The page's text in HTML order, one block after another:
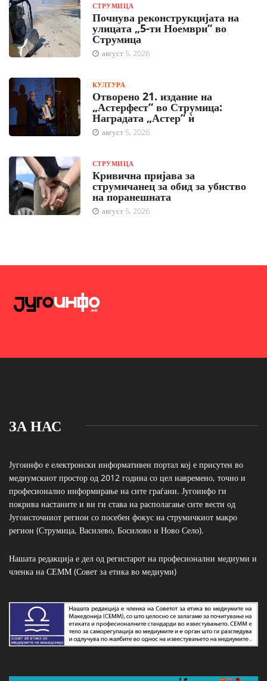
СТРУМИЦА
Почнува реконструкцијата на
улицата „5-ти Ноември“ во
Струмица
август 5, 2026
КУЛТУРА
Отворено 21. издание на
„Астерфест“ во Струмица:
Наградата „Астер“ ѝ
август 5, 2026
СТРУМИЦА
Кривична пријава за
струмичанец за обид за убиство
на поранешната
август 5, 2026
ЗА НАС
Југоинфо е електронски информативен портал кој е присутен во
медиумскиот простор од 2012 година со цел навремено, точно и
професионално информирање на сите граѓани. Југоинфо ги
покрива настаните и ви ги става на располагање сите вести од
Југоисточниот регион со посебен фокус на струмичкиот макро
регион (Струмица, Василево, Босилово и Ново Село).
Нашата редакција е дел од регистарот на професионални медиуми и
членка на СЕММ (Совет за етика во медиуми)